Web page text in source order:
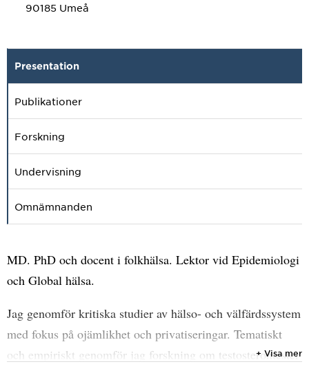
90185 Umeå
Presentation
Publikationer
Forskning
Undervisning
Omnämnanden
MD. PhD och docent i folkhälsa. Lektor vid Epidemiologi
och Global hälsa.
Jag genomför kritiska studier av hälso- och välfärdssystem
med fokus på ojämlikhet och privatiseringar. Tematiskt
och empiriskt genomför jag forskning om testosterontester
+ Visa mer